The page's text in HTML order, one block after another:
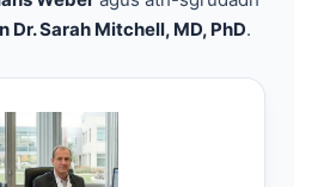
Dr. Sarah Mitchell, MD, PhD.